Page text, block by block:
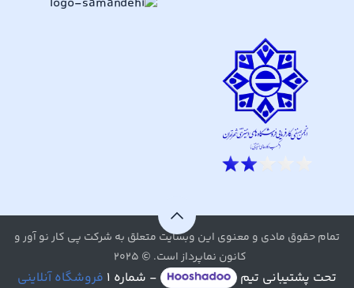
تمام حقوق مادی و معنوی این وبسایت متعلق به شرکت پی کار نو آور و
کانون نماپرداز است. © ۲۰۲۵
تحت پشتیبانی تیم - شماره ۱ فروشگاه آنلاینی